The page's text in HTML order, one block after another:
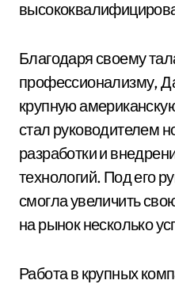
Благодаря своему
профессионализму,
крупную
стал руководителем
разработки и
технологий. Под его
смогла увеличить
на рынок несколько
Работа в крупных